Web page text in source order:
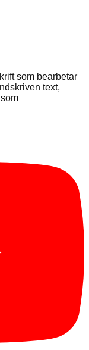
som bearbetar
text,